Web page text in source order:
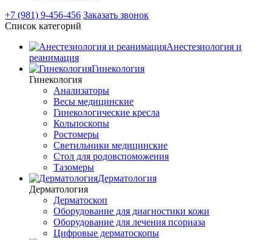
+7 (981) 9-456-456 Заказать звонок
Список категорий
Анестезиология и
реанимация
Гинекология
Гинекология
Анализаторы
Весы медицинские
Гинекологические кресла
Кольпоскопы
Ростомеры
Светильники медицинские
Стол для родовспоможения
Тазомеры
Дерматология
Дерматология
Дерматоскоп
Оборудование для диагностики кожи
Оборудование для лечения псориаза
Цифровые дерматоскопы